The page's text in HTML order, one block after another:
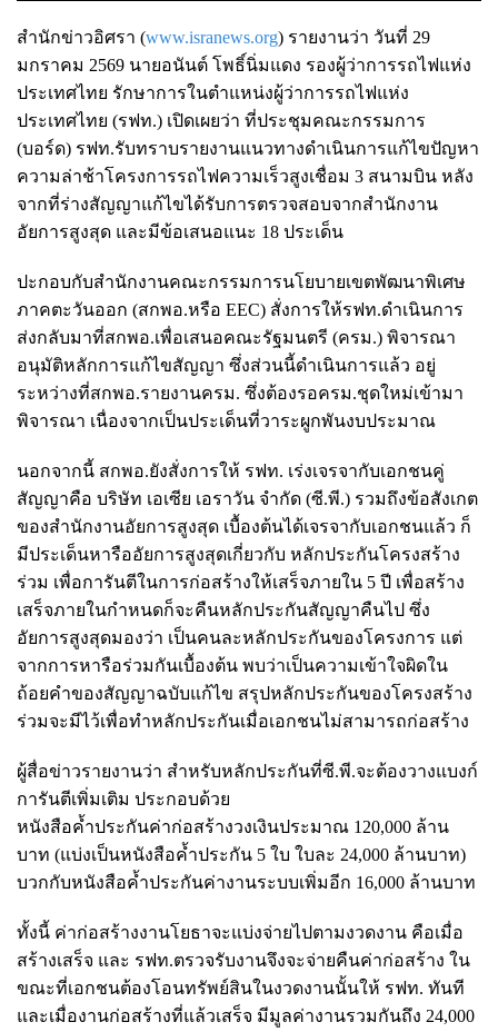
สำนักข่าวอิศรา (www.isranews.org) รายงานว่า วันที่ 29
มกราคม 2569 นายอนันต์ โพธิ์นิ่มแดง รองผู้ว่าการรถไฟแห่ง
ประเทศไทย รักษาการในตำแหน่งผู้ว่าการรถไฟแห่ง
ประเทศไทย (รฟท.) เปิดเผยว่า ที่ประชุมคณะกรรมการ
(บอร์ด) รฟท.รับทราบรายงานแนวทางดำเนินการแก้ไขปัญหา
ความล่าช้าโครงการรถไฟความเร็วสูงเชื่อม 3 สนามบิน หลัง
จากที่ร่างสัญญาแก้ไขได้รับการตรวจสอบจากสำนักงาน
อัยการสูงสุด และมีข้อเสนอแนะ 18 ประเด็น
ปะกอบกับสำนักงานคณะกรรมการนโยบายเขตพัฒนาพิเศษ
ภาคตะวันออก (สกพอ.หรือ EEC) สั่งการให้รฟท.ดำเนินการ
ส่งกลับมาที่สกพอ.เพื่อเสนอคณะรัฐมนตรี (ครม.) พิจารณา
อนุมัติหลักการแก้ไขสัญญา ซึ่งส่วนนี้ดำเนินการแล้ว อยู่
ระหว่างที่สกพอ.รายงานครม. ซึ่งต้องรอครม.ชุดใหม่เข้ามา
พิจารณา เนื่องจากเป็นประเด็นที่วาระผูกพันงบประมาณ
นอกจากนี้ สกพอ.ยังสั่งการให้ รฟท. เร่งเจรจากับเอกชนคู่
สัญญาคือ บริษัท เอเซีย เอราวัน จำกัด (ซี.พี.) รวมถึงข้อสังเกต
ของสำนักงานอัยการสูงสุด เบื้องต้นได้เจรจากับเอกชนแล้ว ก็
มีประเด็นหารืออัยการสูงสุดเกี่ยวกับ หลักประกันโครงสร้าง
ร่วม เพื่อการันตีในการก่อสร้างให้เสร็จภายใน 5 ปี เพื่อสร้าง
เสร็จภายในกำหนดก็จะคืนหลักประกันสัญญาคืนไป ซึ่ง
อัยการสูงสุดมองว่า เป็นคนละหลักประกันของโครงการ แต่
จากการหารือร่วมกันเบื้องต้น พบว่าเป็นความเข้าใจผิดใน
ถ้อยคำของสัญญาฉบับแก้ไข สรุปหลักประกันของโครงสร้าง
ร่วมจะมีไว้เพื่อทำหลักประกันเมื่อเอกชนไม่สามารถก่อสร้าง
ผู้สื่อข่าวรายงานว่า สำหรับหลักประกันที่ซี.พี.จะต้องวางแบงก์
การันตีเพิ่มเติม ประกอบด้วย
หนังสือค้ำประกันค่าก่อสร้างวงเงินประมาณ 120,000 ล้าน
บาท (แบ่งเป็นหนังสือค้ำประกัน 5 ใบ ใบละ 24,000 ล้านบาท)
บวกกับหนังสือค้ำประกันค่างานระบบเพิ่มอีก 16,000 ล้านบาท
ทั้งนี้ ค่าก่อสร้างงานโยธาจะแบ่งจ่ายไปตามงวดงาน คือเมื่อ
สร้างเสร็จ และ รฟท.ตรวจรับงานจึงจะจ่ายคืนค่าก่อสร้าง ใน
ขณะที่เอกชนต้องโอนทรัพย์สินในงวดงานนั้นให้ รฟท. ทันที
และเมื่องานก่อสร้างที่แล้วเสร็จ มีมูลค่างานรวมกันถึง 24,000